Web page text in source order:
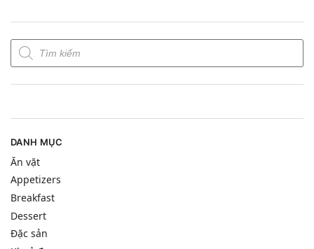
DANH MỤC
Ăn vặt
Appetizers
Breakfast
Dessert
Đặc sản